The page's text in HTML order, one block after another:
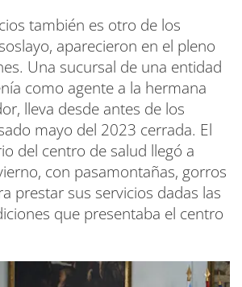
también es otro de los
aparecieron en el pleno
Una sucursal de una entidad
como agente a la hermana
lleva desde antes de los
mayo del 2023 cerrada. El
del centro de salud llegó a
con pasamontañas, gorros
prestar sus servicios dadas las
que presentaba el centro